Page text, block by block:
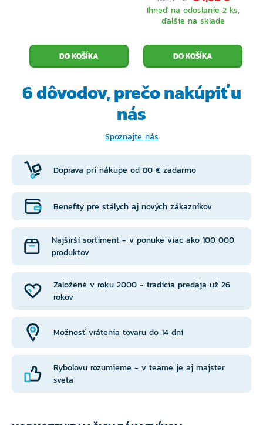
Ihneď na odoslanie 2 ks,
ďalšie na sklade
6 dôvodov, prečonakúpiť u
nás
Spoznajte nás
Doprava pri nákupe od 80 € zadarmo
Založené v roku 2000 - tradícia predaja už 26
rokov
Benefity pre stálych aj nových zákazníkov
Možnosť vrátenia tovaru do 14 dní
Najširší sortiment - v ponuke viac ako 100 000
produktov
Rybolovu rozumieme - v teame je aj majster
sveta